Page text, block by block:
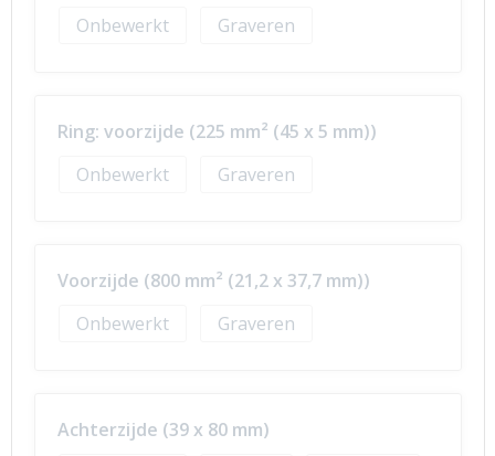
Onbewerkt
Graveren
Ring: voorzijde (225 mm² (45 x 5 mm))
Onbewerkt
Graveren
Voorzijde (800 mm² (21,2 x 37,7 mm))
Onbewerkt
Graveren
Achterzijde (39 x 80 mm)